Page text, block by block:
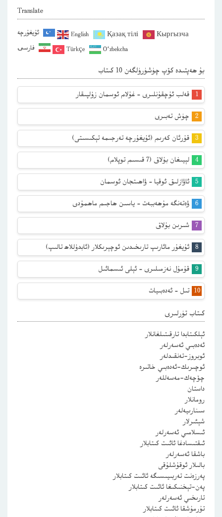
Translate
ئۇيغۇرچە English Қазақ тілі
Кыргызча
فارسی
Türkçe O‘zbekcha
بۇ ھەپتىدە كۆپ چۈشۈرۈلگەن 10 كىتاب
قەلب ئۇچقۇنلىرى – غۇلام ئوسمان زۇلپىقار
چۈش تەبىرى
قۇرئان كەرىم (ئۇيغۇرچە تەرجىمە تېكىسىتى)
لېيىغان بۇلاق (7 قىسىم توپلام)
ئاۋازلىق ئوقيا – ۋاھىتجان ئوسمان
ۋەتەنگە مۇھەببەت – ياسىن ھاجىم ماھمۇدى
شىرىن بۇلاق
ئۇيغۇر مائارىپ تارىخىدىن ئوچېرىكلار (ئابدۇللاھ تالىپ)
قۇمۇل نەزمىلىرى – ئېلى ئىسمائىل
تىل – ئەدەبىيات
كىتاب تۈرلىرى
ئېلكىتابدا تارقىتىلغانلار
ئەدەبىي ئەسەرلەر
ئوبروز-تەنقىدلەر
ئوچىرىك-ئەدەبىي خاتىرە
چۆچەك-مەسەللەر
داستان
رومانلار
سىنارىيەلەر
شېئىرلار
ئىسلامىي ئەسەرلەر
ئىقتىسادغا ئائىت كىتابلار
باشقا ئەسەرلەر
بالىلار ئوقۇشلۇقى
پەرزەنت تەربىيىسىگە ئائىت كىتابلار
پەن-تېخنىكىغا ئائىت كىتابلار
تارىخىي ئەسەرلەر
تۇرمۇشقا ئائىت كىتابلار